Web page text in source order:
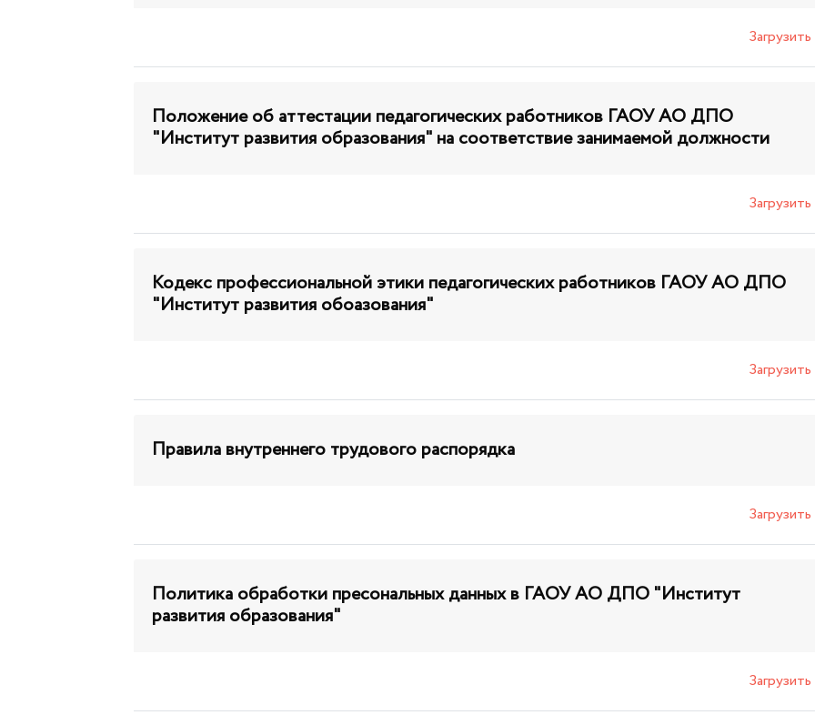
Загрузить
Положение об аттестации педагогических работников ГАОУ АО ДПО
"Институт развития образования" на соответствие занимаемой должности
Загрузить
Кодекс профессиональной этики педагогических работников ГАОУ АО ДПО
"Институт развития обоазования"
Загрузить
Правила внутреннего трудового распорядка
Загрузить
Политика обработки пресональных данных в ГАОУ АО ДПО "Институт
развития образования"
Загрузить